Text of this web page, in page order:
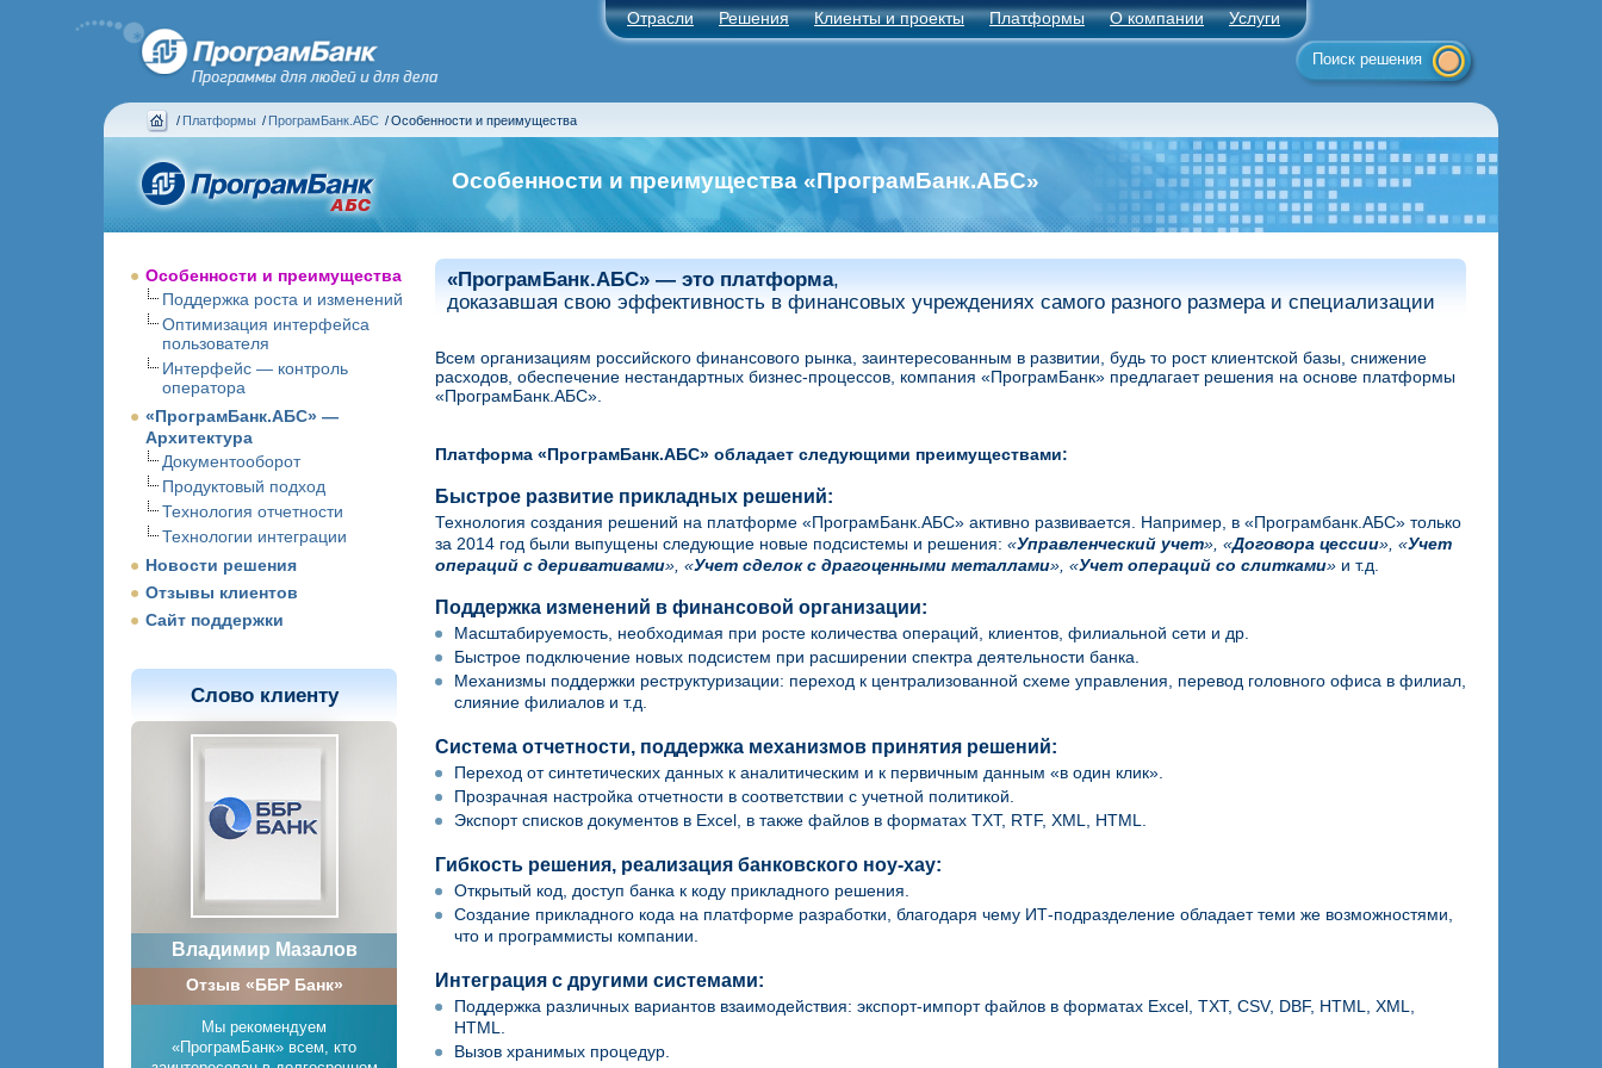
Поиск решения
Отрасли Решения Клиенты и проекты Платформы О компании Услуги
/ Платформы / ПрограмБанк.АБС /Особенности и преимущества
Особенности и преимущества «ПрограмБанк.АБС»
Особенности и преимущества
Поддержка роста и изменений
Оптимизация интерфейса
пользователя
Интерфейс — контроль
оператора
«ПрограмБанк.АБС» —
Архитектура
Документооборот
Продуктовый подход
Технология отчетности
Технологии интеграции
Новости решения
Отзывы клиентов
Сайт поддержки
Слово клиенту
Владимир Мазалов
Отзыв «ББР Банк»
Мы рекомендуем
«ПрограмБанк» всем, кто
«ПрограмБанк.АБС» — это платформа,
доказавшая свою эффективность в финансовых учреждениях самого разного размера и специализации
Всем организациям российского финансового рынка, заинтересованным в развитии, будь то рост клиентской базы, снижение
расходов, обеспечение нестандартных бизнес-процессов, компания «ПрограмБанк» предлагает решения на основе платформы
«ПрограмБанк.АБС».
Платформа «ПрограмБанк.АБС» обладает следующими преимуществами:
Быстрое развитие прикладных решений:
Технология создания решений на платформе «ПрограмБанк.АБС» активно развивается. Например, в «Програмбанк.АБС» только
за 2014 год были выпущены следующие новые подсистемы и решения: «Управленческий учет», «Договора цессии», «Учет
операций с деривативами», «Учет сделок с драгоценными металлами», «Учет операций со слитками»и т.д.
Поддержка изменений в финансовой организации:
Масштабируемость, необходимая при росте количества операций, клиентов, филиальной сети и др.
Быстрое подключение новых подсистем при расширении спектра деятельности банка.
Механизмы поддержки реструктуризации: переход к централизованной схеме управления, перевод головного офиса в филиал,
слияние филиалов и т.д.
Система отчетности, поддержка механизмов принятия решений:
Переход от синтетических данных к аналитическим и к первичным данным «в один клик».
Прозрачная настройка отчетности в соответствии с учетной политикой.
Экспорт списков документов в Excel, в также файлов в форматах TXT, RTF, XML, HTML.
Гибкость решения, реализация банковского ноу-хау:
Открытый код, доступ банка к коду прикладного решения.
Создание прикладного кода на платформе разработки, благодаря чему ИТ-подразделение обладает теми же возможностями,
что и программисты компании.
Интеграция с другими системами:
Поддержка различных вариантов взаимодействия: экспорт-импорт файлов в форматах Excel, TXT, CSV, DBF, HTML, XML,
HTML.
Вызов хранимых процедур.